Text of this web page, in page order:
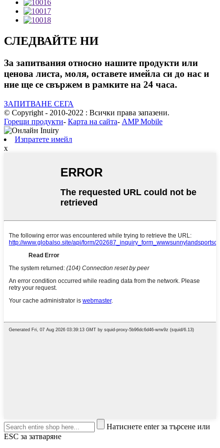
СЛЕДВАЙТЕ НИ
За запитвания относно нашите продукти или
ценова листа, моля, оставете имейла си до нас и
ние ще се свържем в рамките на 24 часа.
ЗАПИТВАНЕ СЕГА
© Copyright - 2010-2022 : Всички права запазени.
Горещи продукти- Карта на сайта- AMP Mobile
Изпратете имейл
x
Натиснете enter за търсене или
ESC за затваряне